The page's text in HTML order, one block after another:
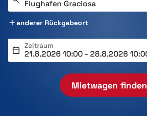
anderer Rückgabeort
Zeitraum
Mietwagen finden